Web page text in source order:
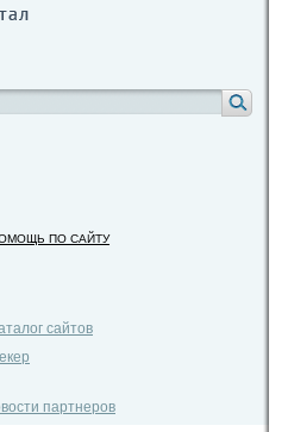
ПО САЙТУ
сайтов
партнеров